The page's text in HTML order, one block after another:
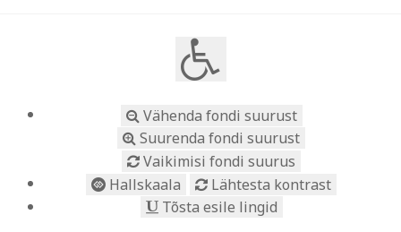
Vähenda fondi suurust
Suurenda fondi suurust
Vaikimisi fondi suurus
Hallskaala
Lähtesta kontrast
Tõsta esile lingid